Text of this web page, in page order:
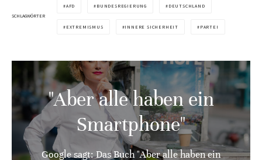
SCHLAGWÖRTER
AFD BUNDESREGIERUNG DEUTSCHLAND
EXTREMISMUS INNERE SICHERHEIT PARTEI
"Aber alle haben ein
Smartphone"
Google sagt: Das Buch "Aber alle haben ein